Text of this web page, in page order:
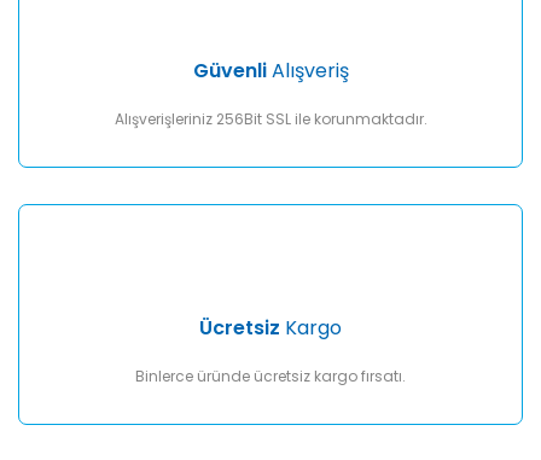
Ürün fiyatı diğer sitelerden daha pahalı.
GüvenliAlışveriş
Alışverişleriniz 256Bit SSL ile korunmaktadır.
Ücretsiz Kargo
Binlerce üründe ücretsiz kargo fırsatı.